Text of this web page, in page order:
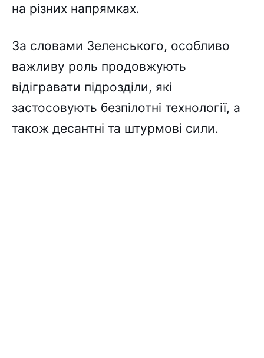
на різних напрямках.
За словами Зеленського, особливо
важливу роль продовжують
відігравати підрозділи, які
застосовують безпілотні технології, а
також десантні та штурмові сили.